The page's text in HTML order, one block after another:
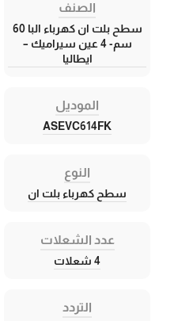
الصنف
سطح بلت ان كهرباء البا 60
سم- 4 عين سيراميك –
ايطاليا
الموديل
ASEVC614FK
النوع
سطح كهرباء بلت ان
عدد الشعلات
4 شعلات
التردد